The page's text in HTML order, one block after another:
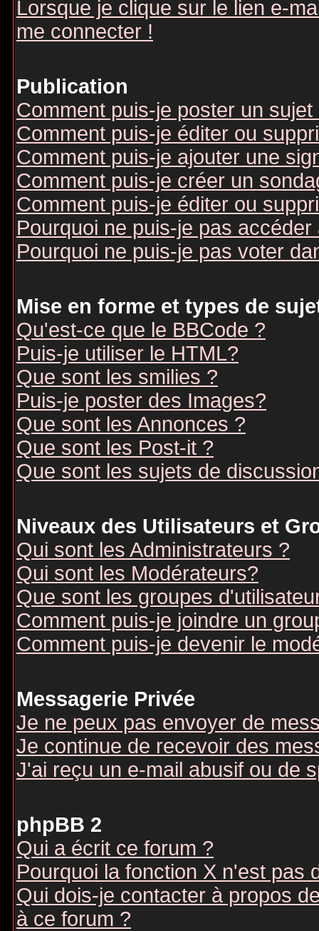
Lorsque je clique sur le lien e-
me connecter !
Publication
Comment puis-je poster un
Comment puis-je éditer ou
Comment puis-je ajouter une
Comment puis-je créer un
Comment puis-je éditer ou
Pourquoi ne puis-je pas accéder
Pourquoi ne puis-je pas voter
Mise en forme et types de
Qu'est-ce que le BBCode ?
Puis-je utiliser le HTML?
Que sont les smilies ?
Puis-je poster des Images?
Que sont les Annonces ?
Que sont les Post-it ?
Que sont les sujets de
Niveaux des Utilisateurs et
Qui sont les Administrateurs ?
Qui sont les Modérateurs?
Que sont les groupes
Comment puis-je joindre un
Comment puis-je devenir le
Messagerie Privée
Je ne peux pas envoyer de
Je continue de recevoir des
J'ai reçu un e-mail abusif ou de
phpBB 2
Qui a écrit ce forum ?
Pourquoi la fonction X n'est pas
Qui dois-je contacter à propos
à ce forum ?